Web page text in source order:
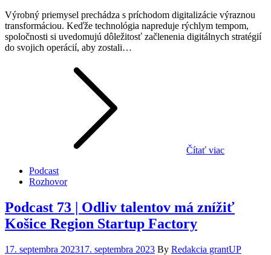
Výrobný priemysel prechádza s príchodom digitalizácie výraznou
transformáciou. Keďže technológia napreduje rýchlym tempom,
spoločnosti si uvedomujú dôležitosť začlenenia digitálnych stratégií
do svojich operácií, aby zostali…
Čítať viac
Podcast
Rozhovor
Podcast 73 | Odliv talentov má znížiť
Košice Region Startup Factory
Posted
17. septembra 202317. septembra 2023 By Redakcia grantUP